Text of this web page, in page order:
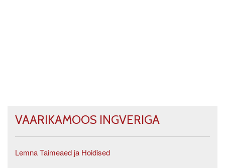
VAARIKAMOOS INGVERIGA
Lemna Taimeaed ja Hoidised